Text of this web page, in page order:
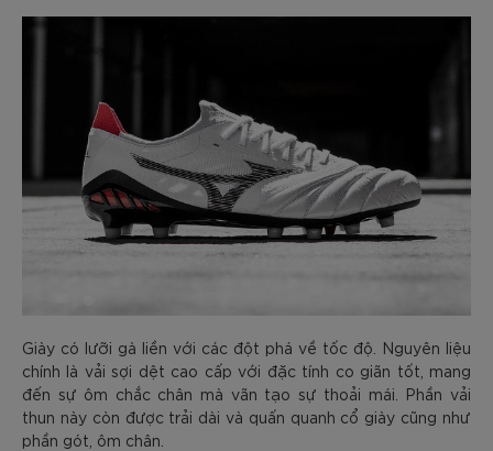
Giày có lưỡi gà liền với các đột phá về tốc độ. Nguyên liệu
chính là vải sợi dệt cao cấp với đặc tính co giãn tốt, mang
đến sự ôm chắc chân mà vãn tạo sự thoải mái. Phần vải
thun này còn được trải dài và quấn quanh cổ giày cũng như
phần gót, ôm chân.